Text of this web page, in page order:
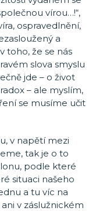
vírou…!“,
ospravedlnění,
a
toho, že se nás
slova smyslu
jde – o život
– ale myslím,
se musíme učit
v napětí mezi
tak je o to
podle které
situaci našeho
a tu víc na
v záslužnickém